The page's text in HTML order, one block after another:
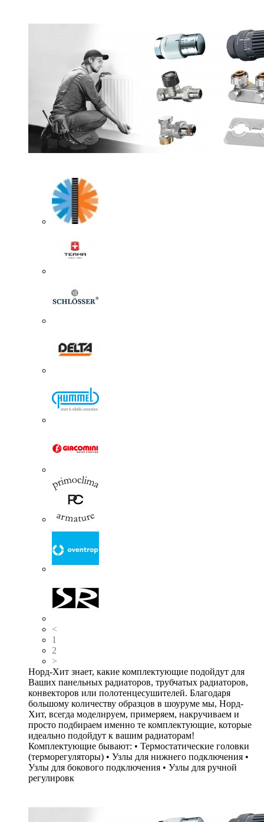
<
1
2
>
Норд-Хит знает, какие комплектующие подойдут для
Ваших панельных радиаторов, трубчатых радиаторов,
конвекторов или полотенцесушителей. Благодаря
большому количеству образцов в шоуруме мы, Норд-
Хит, всегда моделируем, примеряем, накручиваем и
просто подбираем именно те комплектующие, которые
идеально подойдут к вашим радиаторам!
Комплектующие бывают: • Термостатические головки
(терморегуляторы) • Узлы для нижнего подключения •
Узлы для бокового подключения • Узлы для ручной
регулировк